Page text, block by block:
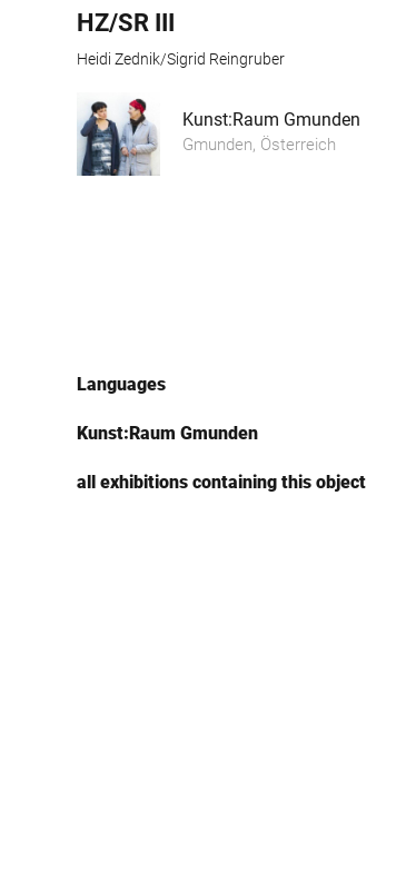
HZ/SR III
Heidi Zednik/Sigrid Reingruber
Kunst:Raum Gmunden
Gmunden, Österreich
Languages
Kunst:Raum Gmunden
all exhibitions containing this object